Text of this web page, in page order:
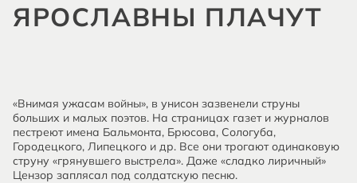
ЯРОСЛАВНЫ ПЛАЧУТ
«Внимая ужасам войны», в унисон зазвенели струны
больших и малых поэтов. На страницах газет и журналов
пестреют имена Бальмонта, Брюсова, Сологуба,
Городецкого, Липецкого и др. Все они трогают одинаковую
струну «грянувшего выстрела». Даже «сладко лиричный»
Цензор заплясал под солдатскую песню.